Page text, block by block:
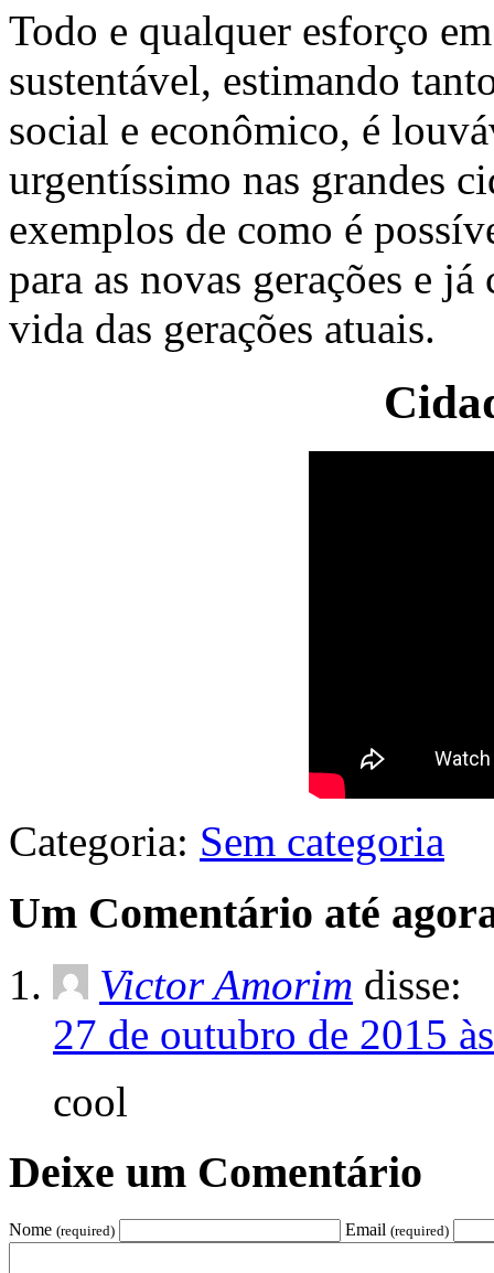
Todo e qualquer esforço
sustentável, estimando
social e econômico, é
urgentíssimo nas grandes
exemplos de como é
para as novas gerações e
vida das gerações atuais.
Categoria: Sem categoria
Um Comentário até
Victor Amorim disse:
27 de outubro de 2015
cool
Deixe um Comentário
Nome (required) Email (required)